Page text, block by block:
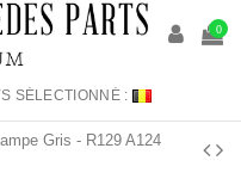
0
SÉLECTIONNÉ :
Gris - R129 A124